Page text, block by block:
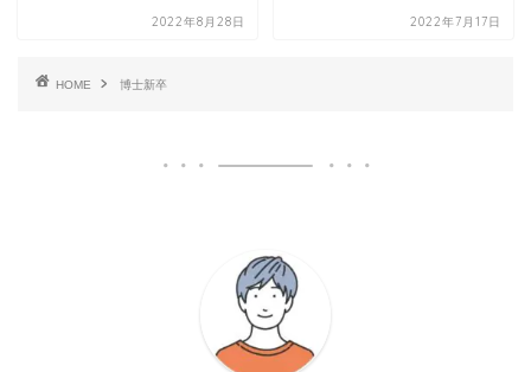
2022年8月28日 2022年7月17日
HOME 博士新卒